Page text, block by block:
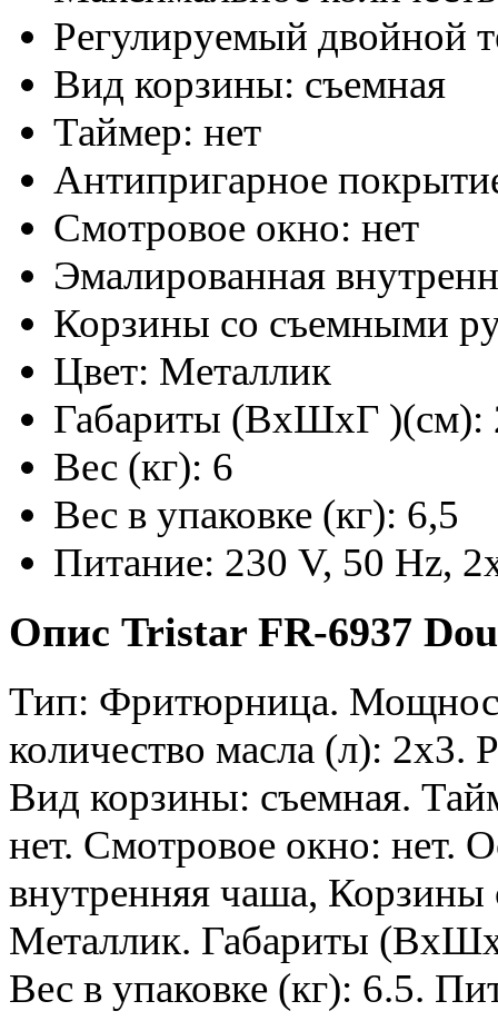
Регулируемый двойной
Вид корзины: съемная
Таймер: нет
Антипригарное
Смотровое окно: нет
Эмалированная
Корзины со съемными
Цвет: Металлик
Габариты (ВхШхГ )(см):
Вес (кг): 6
Вес в упаковке (кг): 6,5
Питание: 230 V, 50 Hz,
Опис Tristar FR-6937
Тип: Фритюрница.
количество масла (л): 2х3.
Вид корзины: съемная.
нет. Смотровое окно: нет.
внутренняя чаша,
Металлик. Габариты
Вес в упаковке (кг): 6.5.